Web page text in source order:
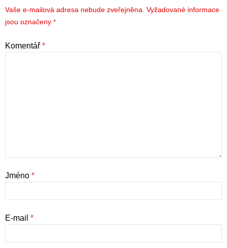
Vaše e-mailová adresa nebude zveřejněna. Vyžadované informace
jsou označeny *
Komentář *
Jméno *
E-mail *